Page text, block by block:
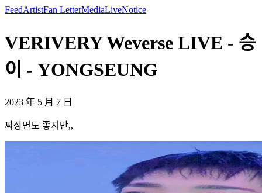
FeedArtistFan LetterMediaLiveNotice
VERIVERY Weverse LIVE - 승
이 - YONGSEUNG
2023 年 5 月 7 日
짜장면도 좋지만,,